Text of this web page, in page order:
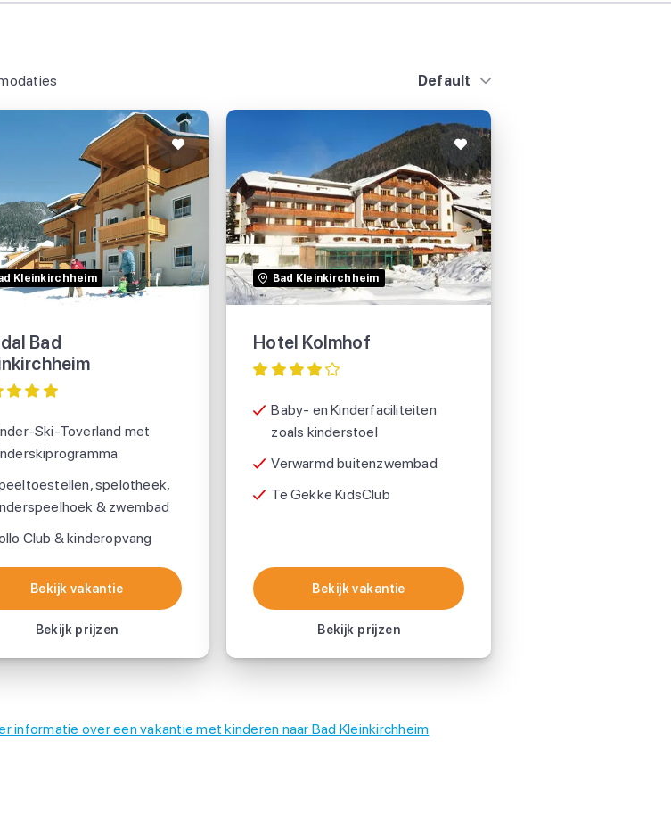
Default
Kleinkirchheim
Bad
Ski-Toverland met
spelotheek,
& zwembad
Club & kinderopvang
Bekijk vakantie
Bekijk prijzen
Landal Bad
Kleinkirchheim
Bekijk vakantie
Bad Kleinkirchheim
Hotel Kolmhof
Baby- en Kinderfaciliteiten
zoals kinderstoel
Verwarmd buitenzwembad
Te Gekke KidsClub
Bekijk vakantie
Bekijk prijzen
Hotel Kolmhof
TUI
Bekijk vakantie
informatie over een vakantie met kinderen naar Bad Kleinkirchheim